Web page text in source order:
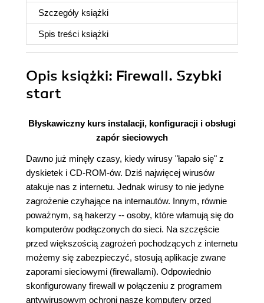
Szczegóły książki
Spis treści książki
Opis książki: Firewall. Szybki
start
Błyskawiczny kurs instalacji, konfiguracji i obsługi
zapór sieciowych
Dawno już minęły czasy, kiedy wirusy "łapało się" z
dyskietek i CD-ROM-ów. Dziś najwięcej wirusów
atakuje nas z internetu. Jednak wirusy to nie jedyne
zagrożenie czyhające na internautów. Innym, równie
poważnym, są hakerzy -- osoby, które włamują się do
komputerów podłączonych do sieci. Na szczęście
przed większością zagrożeń pochodzących z internetu
możemy się zabezpieczyć, stosują aplikacje zwane
zaporami sieciowymi (firewallami). Odpowiednio
skonfigurowany firewall w połączeniu z programem
antywirusowym ochroni nasze komputery przed